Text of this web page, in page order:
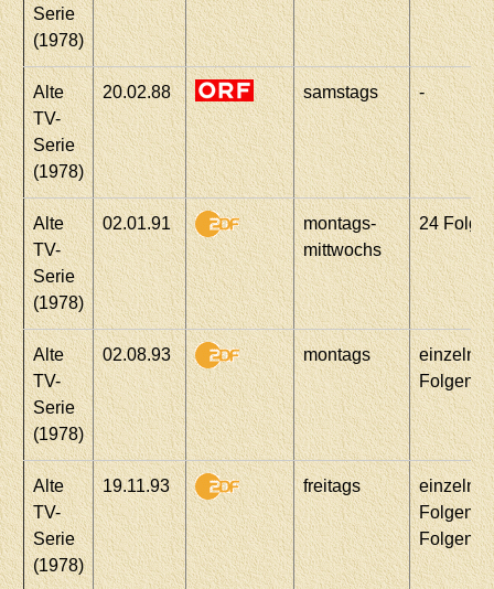
Serie
(1978)
Alte
TV-
Serie
(1978)
20.02.88 samstags -
Alte
TV-
Serie
(1978)
02.01.91
montags-
mittwochs
24
Alte
TV-
Serie
(1978)
02.08.93 montags
einzelne
Folgen
Alte
TV-
Serie
(1978)
19.11.93 freitags
einzelne
Folgen,
Folgen